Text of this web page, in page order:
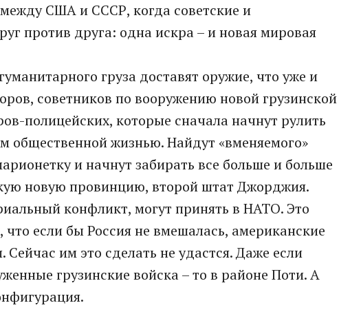
США и СССР, когда советские и
против друга: одна искра – и новая мировая
груза доставят оружие, что уже и
советников по вооружению новой грузинской
полицейских, которые сначала начнут рулить
жизнью. Найдут «вменяемого»
и начнут забирать все больше и больше
новую провинцию, второй штат Джорджия.
конфликт, могут принять в НАТО. Это
если бы Россия не вмешалась, американские
им это сделать не удастся. Даже если
грузинские войска – то в районе Поти. А